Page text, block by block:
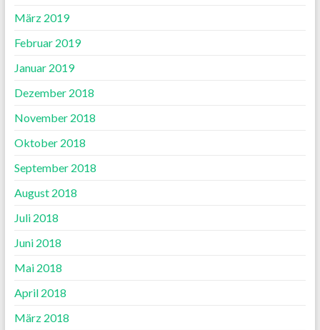
März 2019
Februar 2019
Januar 2019
Dezember 2018
November 2018
Oktober 2018
September 2018
August 2018
Juli 2018
Juni 2018
Mai 2018
April 2018
März 2018